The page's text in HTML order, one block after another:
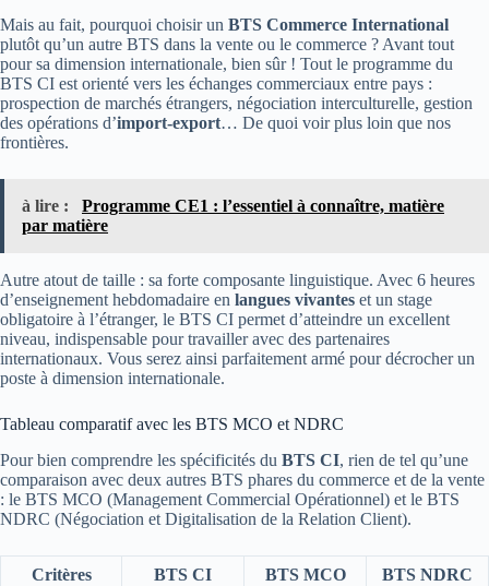
Mais au fait, pourquoi choisir un BTS Commerce International
plutôt qu’un autre BTS dans la vente ou le commerce ? Avant tout
pour sa dimension internationale, bien sûr ! Tout le programme du
BTS CI est orienté vers les échanges commerciaux entre pays :
prospection de marchés étrangers, négociation interculturelle, gestion
des opérations d’import-export… De quoi voir plus loin que nos
frontières.
à lire :
Programme CE1 : l’essentiel à connaître, matière
par matière
Autre atout de taille : sa forte composante linguistique. Avec 6 heures
d’enseignement hebdomadaire en langues vivantes et un stage
obligatoire à l’étranger, le BTS CI permet d’atteindre un excellent
niveau, indispensable pour travailler avec des partenaires
internationaux. Vous serez ainsi parfaitement armé pour décrocher un
poste à dimension internationale.
Tableau comparatif avec les BTS MCO et NDRC
Pour bien comprendre les spécificités du BTS CI, rien de tel qu’une
comparaison avec deux autres BTS phares du commerce et de la vente
: le BTS MCO (Management Commercial Opérationnel) et le BTS
NDRC (Négociation et Digitalisation de la Relation Client).
Critères BTS CI BTS MCO BTS NDRC